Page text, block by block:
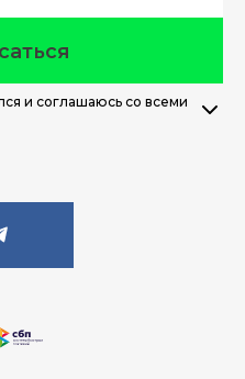
и соглашаюсь со всеми